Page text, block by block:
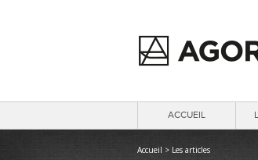
ACCUEIL
Accueil > Les articles